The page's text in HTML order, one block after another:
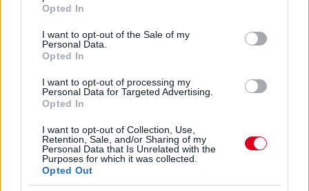
use your data for below specified purposes in below Google
consent section.
Opted In
I want to opt-out of the Sale of my
Personal Data.
Opted In
I want to opt-out of processing my
Personal Data for Targeted Advertising.
Opted In
I want to opt-out of Collection, Use,
Retention, Sale, and/or Sharing of my
Personal Data that Is Unrelated with the
Purposes for which it was collected.
Opted Out
Egészen furcsa kapcsolati háló kezd kialakulni a Formula-1-es
versenyzők között, hiszen Max Verstappen újév első napján
Kvjattal már van egy közös gyereke.
részletek
előző hírek következő hírek